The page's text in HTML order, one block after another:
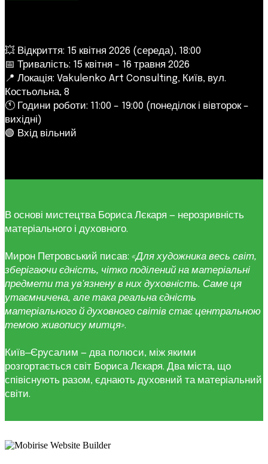
💥 Відкриття: 15 квітня 2026 (середа), 18:00
📅 Тривалість: 15 квітня - 16 травня 2026
📍 Локація: Vakulenko Art Consulting, Київ, вул.
Костьольна, 8
🕚 Години роботи: 11:00 – 19:00 (понеділок і вівторок –
вихідні)
🟢 Вхід вільний
В основі мистецтва Бориса Лєкаря — нерозривність
матеріального і духовного.
Мирон Петровський писав: «Для художника весь світ,
зберігаючи єдність, чітко поділений на матеріальні
предмети та ув'язнену в них духовність. Саме ця
утаємничена, але така реальна єдність
матеріального й духовного світів стає центральною
темою живопису митця».
Київ‒Єрусалим — два полюси, між якими
розгортається світ Бориса Лєкаря. Два міста, що
співіснують разом, єднають духовний та матеріальний
світи.